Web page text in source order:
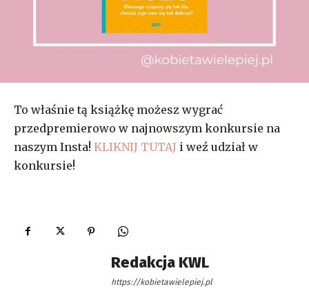
To właśnie tą książkę możesz wygrać
przedpremierowo w najnowszym konkursie na
naszym Insta! KLIKNIJ TUTAJ i weź udział w
konkursie!
Redakcja KWL
https://kobietawielepiej.pl